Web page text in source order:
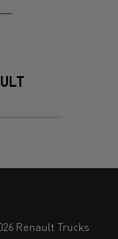
Renault Trucks